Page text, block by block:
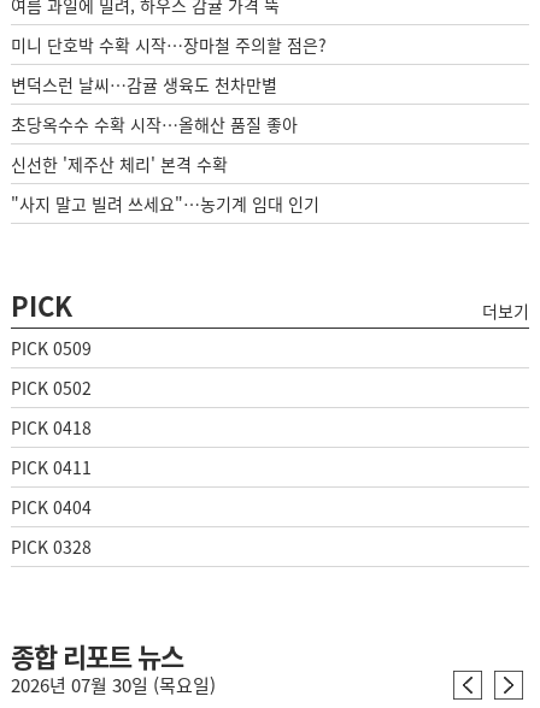
미니 단호박 수확 시작…장마철 주의할 점은?
변덕스런 날씨…감귤 생육도 천차만별
초당옥수수 수확 시작…올해산 품질 좋아
신선한 '제주산 체리' 본격 수확
"사지 말고 빌려 쓰세요"…농기계 임대 인기
PICK
더보기
PICK 0509
PICK 0502
PICK 0418
PICK 0411
PICK 0404
PICK 0328
종합 리포트 뉴스
2026년 07월 30일 (목요일)